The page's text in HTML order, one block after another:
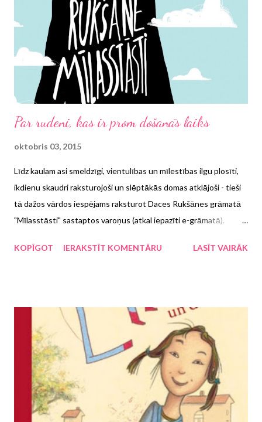
man teniss arī šobrīd šķiet viens no baudāmākajiem sporta
veidiem, tiesa, nu jau mans favorīts ir Rodžers Federers. Šī
pagarā atkāpe visbeidzot noved pie tā, kāpēc es ar lielu sajūsmu
uzņēmu ziņu, ...
Par rudeni, kas ir prom došanās laiks
oktobris 03, 2015
Līdz kaulam asi smeldzīgi, vientulības un mīlestības ilgu plosīti,
ikdienu skaudri raksturojoši un slēptākās domas atklājoši - tieši
tā dažos vārdos iespējams raksturot Daces Rukšānes grāmatā
"Mīlasstāsti" sastaptos varoņus (atkal iepazīti e-grāmatā).
trīcēt rokām un sirdij, aizžņaugties balsij un lūgties, lai vēl tikai
KOPĪGOT IERAKSTĪT KOMENTĀRU LASĪT VAIRĀK